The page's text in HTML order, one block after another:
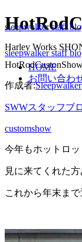
sleepwalker staff
Harley Works
HOME
お問い合わ
sleepwalker staff
作成者:Sleepwalker
SWWスタッフブ
customshow
今年もホットロッ
見に来てくれた
これから年末ま